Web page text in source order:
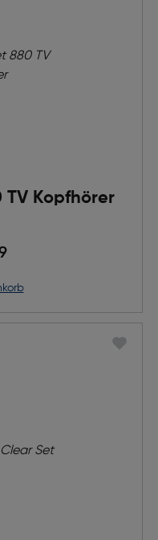
TV Kopfhörer